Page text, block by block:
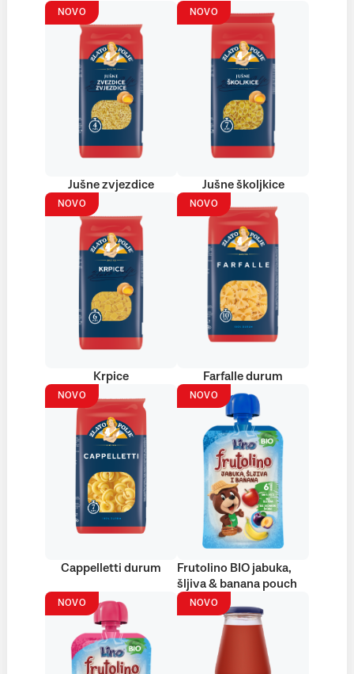
NOVO
Jušne zvjezdice
NOVO
Jušne školjkice
NOVO
Krpice
NOVO
Farfalle durum
NOVO
Cappelletti durum
NOVO
Frutolino BIO jabuka,
šljiva & banana pouch
NOVO NOVO